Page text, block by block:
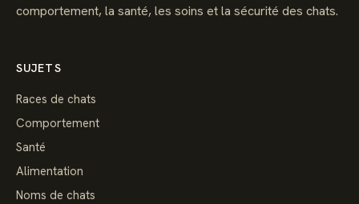
comportement, la santé, les soins et la sécurité des chats.
SUJETS
Races de chats
Comportement
Santé
Alimentation
Noms de chats